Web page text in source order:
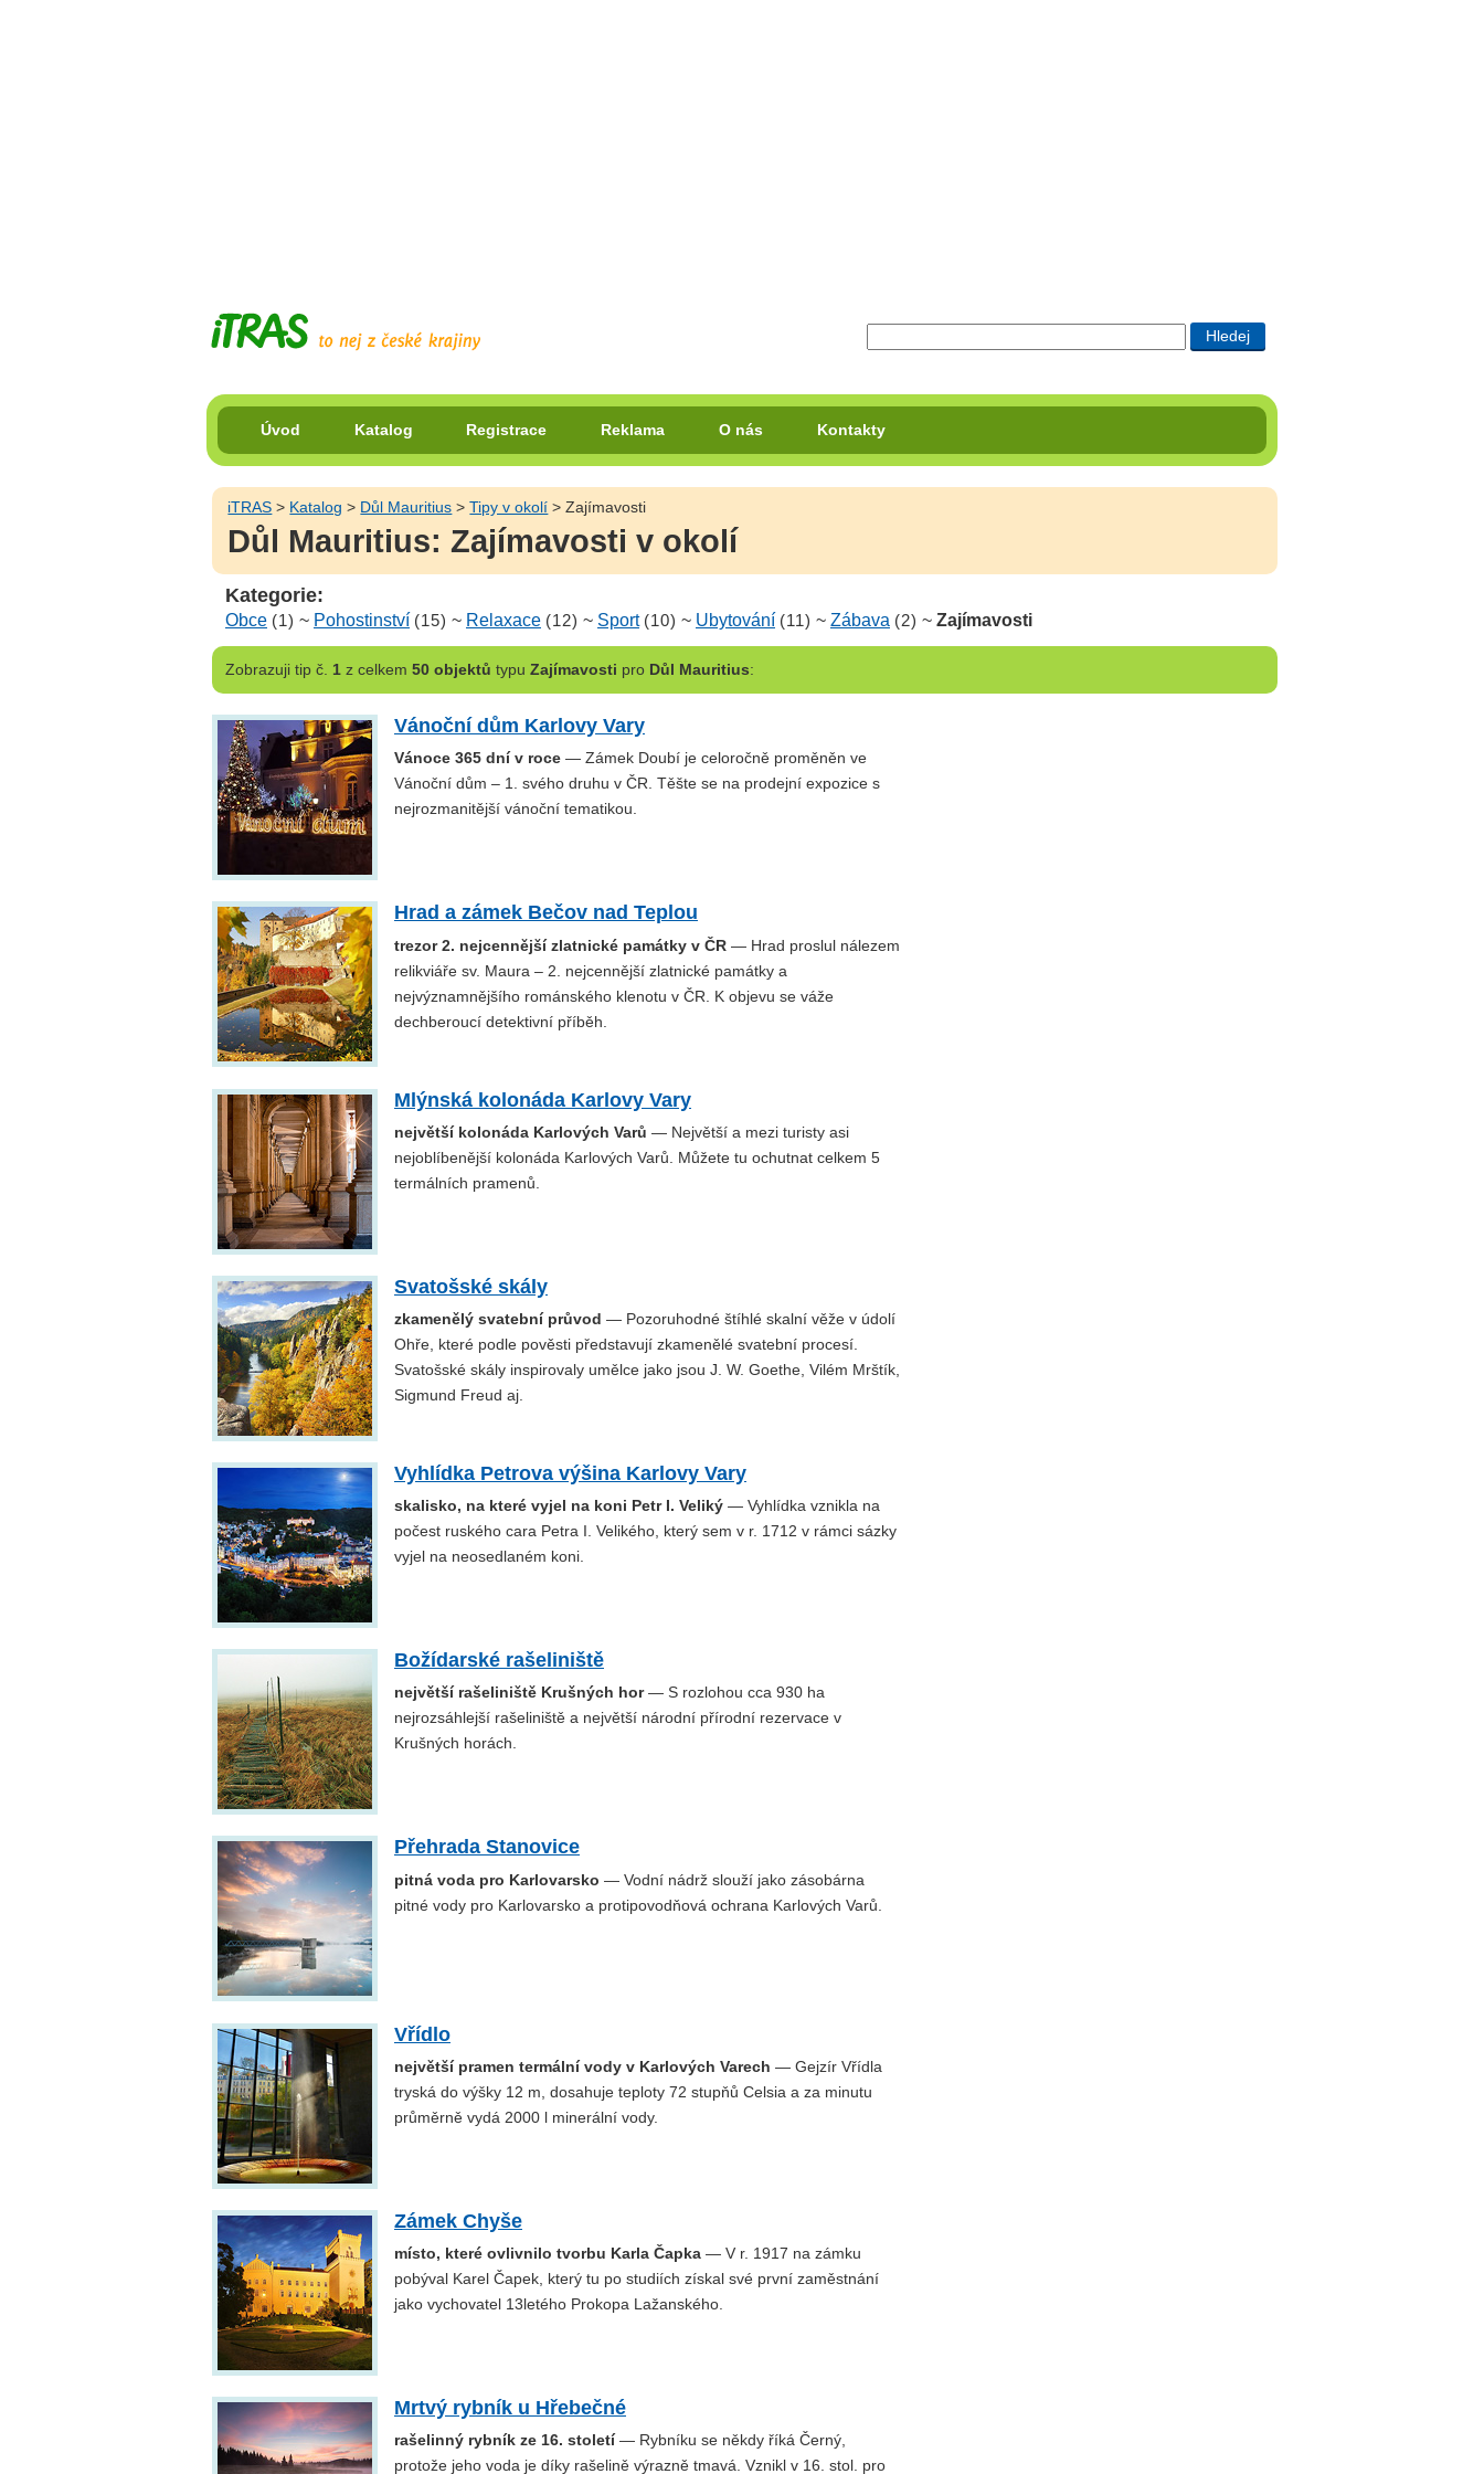
Úvod Katalog Registrace Reklama O nás Kontakty
iTRAS > Katalog > Důl Mauritius >Tipy v okolí > Zajímavosti
Důl Mauritius: Zajímavosti v okolí
Kategorie:
Obce (1) ~ Pohostinství (15) ~ Relaxace (12) ~ Sport (10) ~ Ubytování (11) ~ Zábava (2) ~ Zajímavosti
Zobrazujitip č. 1z celkem 50 objektů typu Zajímavosti pro Důl Mauritius:
Vánoční dům Karlovy Vary
Vánoce 365 dní v roce — Zámek Doubí je celoročně proměněn ve
Vánoční dům – 1. svého druhu v ČR. Těšte se na prodejní expozice s
nejrozmanitější vánoční tematikou.
Hrad a zámek Bečov nad Teplou
trezor 2. nejcennější zlatnické památky v ČR — Hrad proslul nálezem
relikviáře sv. Maura – 2. nejcennější zlatnické památky a
nejvýznamnějšího románského klenotu v ČR. K objevu se váže
dechberoucí detektivní příběh.
Mlýnská kolonáda Karlovy Vary
největší kolonáda Karlových Varů — Největší a mezi turisty asi
nejoblíbenější kolonáda Karlových Varů. Můžete tu ochutnat celkem 5
termálních pramenů.
Svatošské skály
zkamenělý svatební průvod — Pozoruhodné štíhlé skalní věže v údolí
Ohře, které podle pověsti představují zkamenělé svatební procesí.
Svatošské skály inspirovaly umělce jako jsou J. W. Goethe, Vilém Mrštík,
Sigmund Freud aj.
Vyhlídka Petrova výšina Karlovy Vary
skalisko, na které vyjel na koni Petr I. Veliký — Vyhlídka vznikla na
počest ruského cara Petra I. Velikého, který sem v r. 1712 v rámci sázky
vyjel na neosedlaném koni.
Božídarské rašeliniště
největší rašeliniště Krušných hor— S rozlohou cca 930 ha
nejrozsáhlejší rašeliniště a největší národní přírodní rezervace v
Krušných horách.
Přehrada Stanovice
pitná voda pro Karlovarsko — Vodní nádrž slouží jako zásobárna
pitné vody pro Karlovarsko a protipovodňová ochrana Karlových Varů.
Vřídlo
největší pramen termální vody v Karlových Varech — Gejzír Vřídla
tryská do výšky 12 m, dosahuje teploty 72 stupňů Celsia a za minutu
průměrně vydá 2000 l minerální vody.
Zámek Chyše
místo, které ovlivnilo tvorbu Karla Čapka — V r. 1917 na zámku
pobýval Karel Čapek, který tu po studiích získal své první zaměstnání
jako vychovatel 13letého Prokopa Lažanského.
Mrtvý rybník u Hřebečné
rašelinný rybník ze 16. století— Rybníku se někdy říká Černý,
protože jeho voda je díky rašelině výrazně tmavá. Vznikl v 16. stol. pro